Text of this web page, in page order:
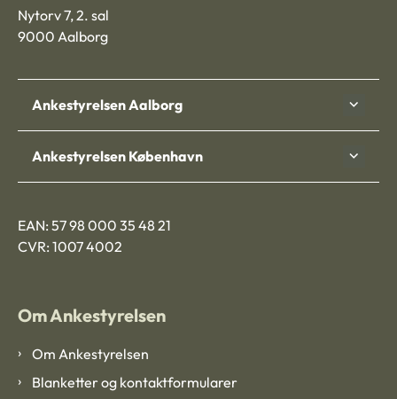
Nytorv 7, 2. sal
9000 Aalborg
Ankestyrelsen Aalborg
Ankestyrelsen København
EAN: 57 98 000 35 48 21
CVR: 1007 4002
Om Ankestyrelsen
Om Ankestyrelsen
Blanketter og kontaktformularer